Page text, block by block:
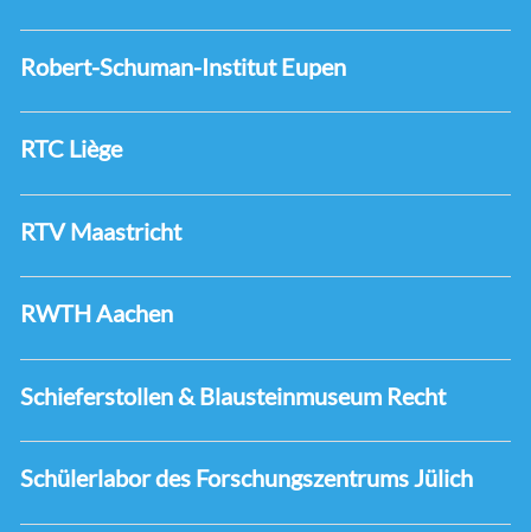
Robert-Schuman-Institut Eupen
RTC Liège
RTV Maastricht
RWTH Aachen
Schieferstollen & Blausteinmuseum Recht
Schülerlabor des Forschungszentrums Jülich